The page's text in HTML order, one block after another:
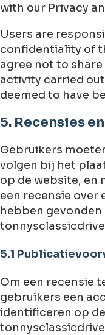
with our Privacy
Users are
confidentiality of
agree not to
activity carried
deemed to have
5. Recensies
Gebruikers
volgen bij het
op de website, en
een recensie over
hebben
5.1
Om een recensie
gebruikers een
identificeren op